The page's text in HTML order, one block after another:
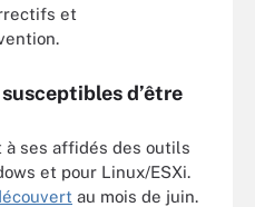
et
d’être
ses affidés des outils
et pour Linux/ESXi.
au mois de juin.